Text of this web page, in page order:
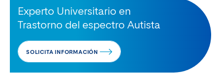
Experto Universitario en
Trastorno del espectro Autista
SOLICITA INFORMACIÓN